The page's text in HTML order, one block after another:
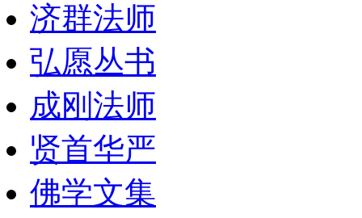
济群法师
弘愿丛书
成刚法师
贤首华严
佛学文集